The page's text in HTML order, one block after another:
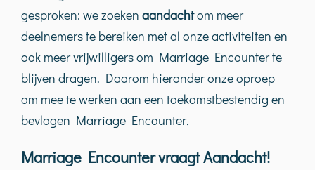
gesproken: we zoeken aandachtom meer
deelnemers te bereiken met al onze activiteiten en
ook meer vrijwilligers om Marriage Encounter te
blijven dragen. Daarom hieronder onze oproep
om mee te werken aan een toekomstbestendig en
bevlogen Marriage Encounter.
Marriage Encounter vraagt Aandacht!